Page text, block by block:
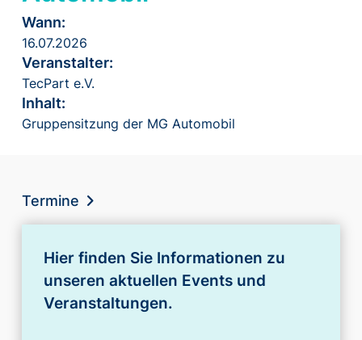
Wann:
16.07.2026
Veranstalter:
TecPart e.V.
Inhalt:
Gruppensitzung der MG Automobil
Termine
Hier finden Sie Informationen zu
unseren aktuellen Events und
Veranstaltungen.